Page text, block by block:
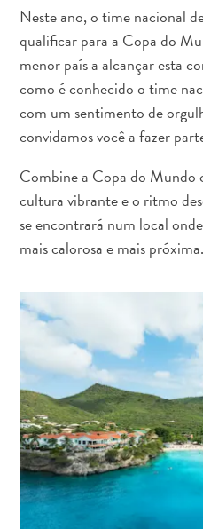
Cultura
Atividades
Aquáticas
Aventuras
em
Terra
outros
Esportes
e
Golfe
Locais
de
e
Museus
Natureza
e
Parques
Noite
Neste ano, o time nacional
qualificar para a Copa do
menor país a alcançar esta
como é conhecido o time
com um sentimento de
convidamos você a fazer
Combine a Copa do Mundo
cultura vibrante e o ritmo
se encontrará num local
mais calorosa e mais próxima.